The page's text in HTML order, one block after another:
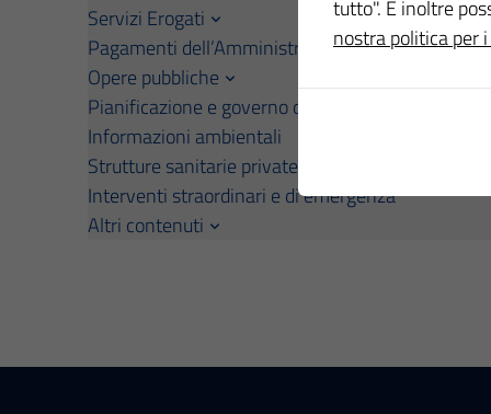
Servizi Erogati
Pagamenti dell’Amministrazione
Opere pubbliche
Pianificazione e governo del territorio
Informazioni ambientali
Strutture sanitarie private accreditate
Interventi straordinari e di emergenza
Altri contenuti
tutto". È inoltre
nostra politica per